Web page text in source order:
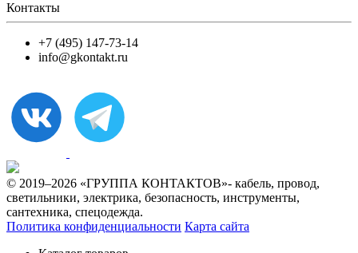
Контакты
+7 (495) 147-73-14
info@gkontakt.ru
© 2019–2026 «ГРУППА КОНТАКТОВ»- кабель, провод,
светильники, электрика, безопасность, инструменты,
сантехника, спецодежда.
Политика конфиденциальности Карта сайта